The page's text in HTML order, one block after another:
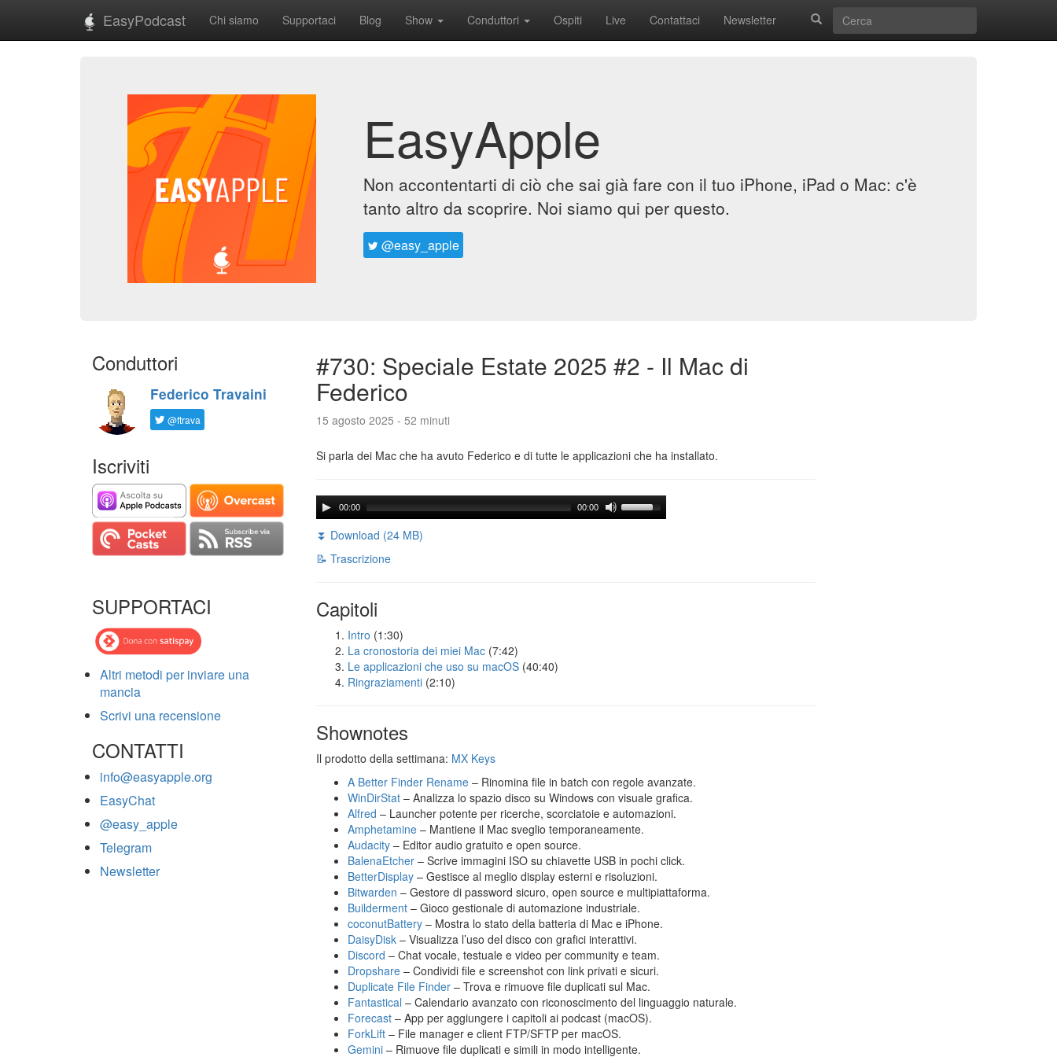
EasyPodcast Chi siamo Supportaci Blog Show Conduttori Ospiti Live Contattaci Newsletter
EasyApple
Non accontentarti di ciò che sai già fare con il tuo iPhone, iPad o Mac: c'è
tanto altro da scoprire. Noi siamo qui per questo.
@easy_apple
Conduttori
Federico Travaini
@ftrava
Iscriviti
SUPPORTACI
Altri metodi per inviare una
mancia
Scrivi una recensione
CONTATTI
info@easyapple.org
EasyChat
@easy_apple
Telegram
Newsletter
#730: Speciale Estate 2025 #2 - Il Mac di
Federico
15 agosto 2025 - 52 minuti
Si parla dei Mac che ha avuto Federico e di tutte le applicazioni che ha installato.
00:00 00:00
⏬ Download (24 MB)
📝 Trascrizione
Capitoli
Intro (1:30)
La cronostoria dei miei Mac (7:42)
Le applicazioni che uso su macOS (40:40)
Ringraziamenti (2:10)
Shownotes
Il prodotto della settimana: MX Keys
A Better Finder Rename – Rinomina file in batch con regole avanzate.
WinDirStat – Analizza lo spazio disco su Windows con visuale grafica.
Alfred – Launcher potente per ricerche, scorciatoie e automazioni.
Amphetamine – Mantiene il Mac sveglio temporaneamente.
Audacity – Editor audio gratuito e open source.
BalenaEtcher – Scrive immagini ISO su chiavette USB in pochi click.
BetterDisplay – Gestisce al meglio display esterni e risoluzioni.
Bitwarden – Gestore di password sicuro, open source e multipiattaforma.
Builderment – Gioco gestionale di automazione industriale.
coconutBattery – Mostra lo stato della batteria di Mac e iPhone.
DaisyDisk – Visualizza l’uso del disco con grafici interattivi.
Discord – Chat vocale, testuale e video per community e team.
Dropshare – Condividi file e screenshot con link privati e sicuri.
Duplicate File Finder – Trova e rimuove file duplicati sul Mac.
Fantastical – Calendario avanzato con riconoscimento del linguaggio naturale.
Forecast – App per aggiungere i capitoli ai podcast (macOS).
ForkLift – File manager e client FTP/SFTP per macOS.
Gemini – Rimuove file duplicati e simili in modo intelligente.